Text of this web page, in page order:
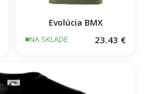
Evolúcia BMX
NA SKLADE 23.43 €